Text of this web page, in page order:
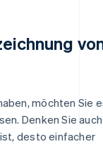
möchten Sie
Denken Sie
desto einfacher